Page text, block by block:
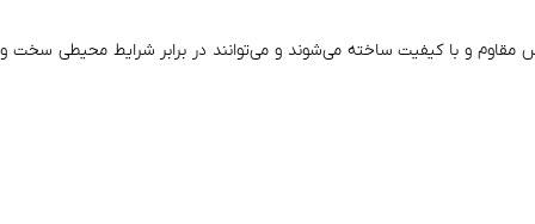
مقاوم و با کیفیت ساخته می‌شوند و می‌توانند در برابر شرایط محیطی سخت و